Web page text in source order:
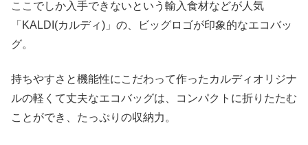
ここでしか入手できないという輸入食材などが人気
「KALDI(カルディ)」の、ビッグロゴが印象的なエコバッ
グ。
持ちやすさと機能性にこだわって作ったカルディオリジナ
ルの軽くて丈夫なエコバッグは、コンパクトに折りたたむ
ことができ、たっぷりの収納力。